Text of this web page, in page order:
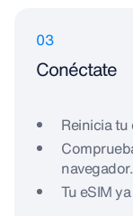
03
Conéctate
Reinicia
navegador.
Tu eSIM